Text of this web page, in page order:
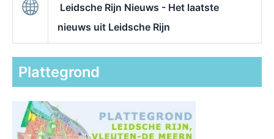
Leidsche Rijn Nieuws - Het laatste
nieuws uit Leidsche Rijn
Plattegrond